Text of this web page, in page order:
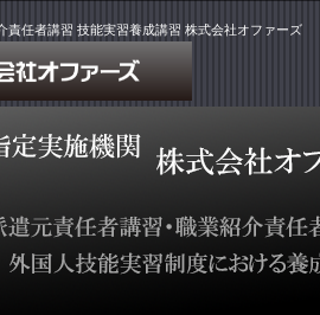
責任者講習 技能実習養成講習 株式会社オファーズ